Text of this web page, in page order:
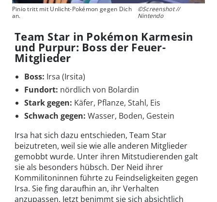
Pinio tritt mit Unlicht-Pokémon gegen Dich
an.
©Screenshot //
Nintendo
Team Star in Pokémon Karmesin
und Purpur: Boss der Feuer-
Mitglieder
Boss: Irsa (Irsita)
Fundort: nördlich von Bolardin
Stark gegen: Käfer, Pflanze, Stahl, Eis
Schwach gegen: Wasser, Boden, Gestein
Irsa hat sich dazu entschieden, Team Star
beizutreten, weil sie wie alle anderen Mitglieder
gemobbt wurde. Unter ihren Mitstudierenden galt
sie als besonders hübsch. Der Neid ihrer
Kommilitoninnen führte zu Feindseligkeiten gegen
Irsa. Sie fing daraufhin an, ihr Verhalten
anzupassen. Jetzt benimmt sie sich absichtlich